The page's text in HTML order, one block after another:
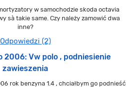
w samochodzie skoda octavia
sà takie same. Czy należy zamowić dwa
inne?
Odpowiedzi (2)
2006: Vw polo , podniesienie
zawieszenia
rok benzyna 1.4 , chciałbym go podnieść